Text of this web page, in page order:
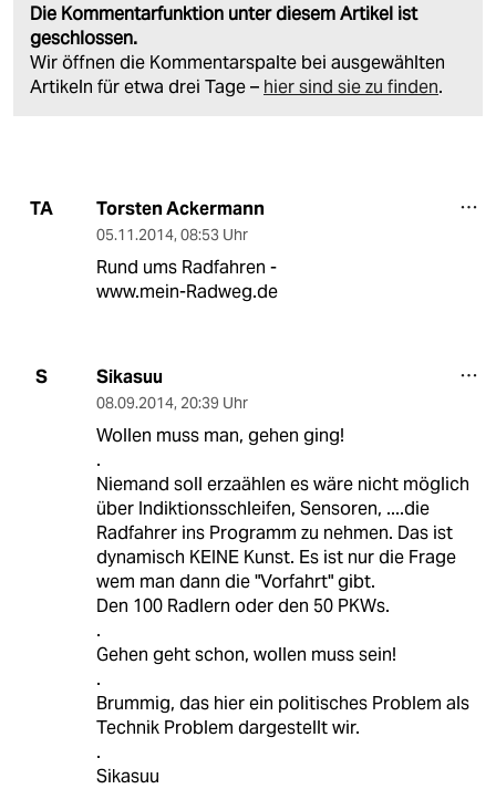
Die Kommentarfunktion unter diesem Artikel ist
geschlossen.
Wir öffnen die Kommentarspalte bei ausgewählten
Artikeln für etwa drei Tage – hier sind sie zu finden.
TA Torsten Ackermann
05.11.2014, 08:53 Uhr
Rund ums Radfahren -
www.mein-Radweg.de
S Sikasuu
08.09.2014, 20:39 Uhr
Wollen muss man, gehen ging!
.
Niemand soll erzaählen es wäre nicht möglich
über Indiktionsschleifen, Sensoren, ....die
Radfahrer ins Programm zu nehmen. Das ist
dynamisch KEINE Kunst. Es ist nur die Frage
wem man dann die "Vorfahrt" gibt.
Den 100 Radlern oder den 50 PKWs.
.
Gehen geht schon, wollen muss sein!
.
Brummig, das hier ein politisches Problem als
Technik Problem dargestellt wir.
.
Sikasuu